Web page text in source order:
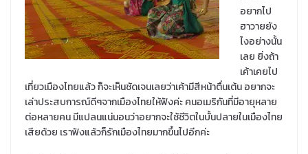
อยากไป
ฮาวายยัง
ไงอย่างนั้น
เลย ยิ่งถ้า
เค้าเคยไป
เที่ยวเมืองไทยแล้ว ก็จะเห็นชัดเจนเลยว่าเค้ามีสีหน้าตื่นเต้น อยากจะ
เล่าประสบการณ์ดีๆจากเมืองไทยให้ฟังค่ะ คนอเมริกันที่มีอายุหลาย
ต่อหลายคน มีแปลนแน่นอนว่าอยากจะใช้ชีวิตในบั้นปลายในเมืองไทย
เสียด้วย เราฟังแล้วก็รักเมืองไทยมากขึ้นไปอีกค่ะ